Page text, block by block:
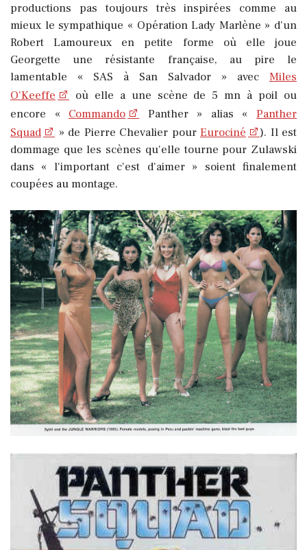
productions pas toujours très inspirées comme au
mieux le sympathique « Opération Lady Marlène » d'un
Robert Lamoureux en petite forme où elle joue
Georgette une résistante française, au pire le
lamentable « SAS à San Salvador » avec Miles
O'Keeffe
où elle a une scène de 5 mn à poil ou
encore « Commando Panther » alias «Panther
Squad
» de Pierre Chevalier pour Eurociné
). Il est
dommage que les scènes qu'elle tourne pour Zulawski
dans « l'important c'est d'aimer » soient finalement
coupées au montage.